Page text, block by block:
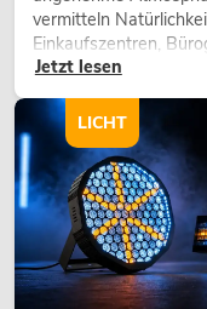
vermitteln
Einkaufszentren,
eine hochwertige
modernen
Jetzt lesen
LICHT